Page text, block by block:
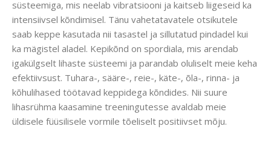
süsteemiga, mis neelab vibratsiooni ja kaitseb liigeseid ka
intensiivsel kõndimisel. Tänu vahetatavatele otsikutele
saab keppe kasutada nii tasastel ja sillutatud pindadel kui
ka mägistel aladel. Kepikõnd on spordiala, mis arendab
igakülgselt lihaste süsteemi ja parandab oluliselt meie keha
efektiivsust. Tuhara-, sääre-, reie-, käte-, õla-, rinna- ja
kõhulihased töötavad keppidega kõndides. Nii suure
lihasrühma kaasamine treeningutesse avaldab meie
üldisele füüsilisele vormile tõeliselt positiivset mõju.